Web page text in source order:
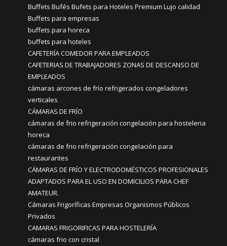
Buffets Bufés Bufets para Hoteles Premium Lujo calidad
Buffets para empresas
buffets para horeca
buffets para hoteles
CAFETERÍA COMEDOR PARA EMPLEADOS
CAFETERIAS DE TRABAJADORES ZONAS DE DESCANSO DE
EMPLEADOS
cámaras arcones de frío refrigerados congeladores
verticales
CÁMARAS DE FRÍO
cámaras de frio refrigeración congelación para hosteleria
horeca
cámaras de frio refrigeración congelación para
restaurantes
CÁMARAS DE FRÍO Y ELECTRODOMÉSTICOS PROFESIONALES
ADAPTADOS PARA EL USO EN DOMICILIOS PARA CHEF
AMATEUR.
Cámaras Frigoríficas Empresas Organismos Públicos
Privados
CAMARAS FRIGORIFICAS PARA HOSTELERÍA
cámaras frio con cristal